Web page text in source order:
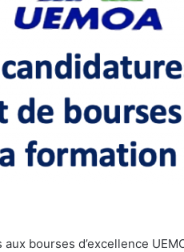
bourses d’excellence